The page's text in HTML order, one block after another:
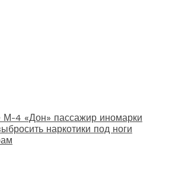
М-4 «Дон» пассажир иномарки
наркотики под ноги